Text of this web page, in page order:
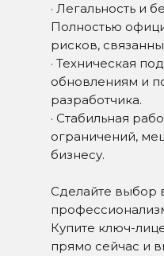
· Легальность и
Полностью
рисков,
· Техническая
обновлениям и
разработчика.
· Стабильная
ограничений,
бизнесу.
Сделайте выбор
Купите ключ-
прямо сейчас и
Пн-Пт с 09:00 до 18:00